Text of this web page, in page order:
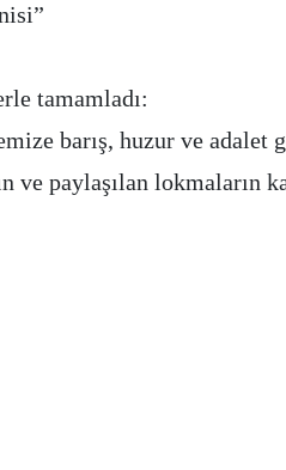
tamamladı:
barış, huzur ve
ve paylaşılan lokmaların